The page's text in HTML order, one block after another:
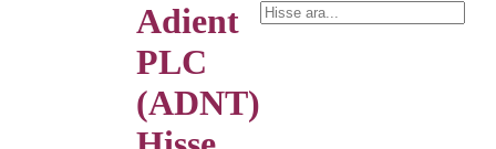
Adient
PLC
(ADNT)